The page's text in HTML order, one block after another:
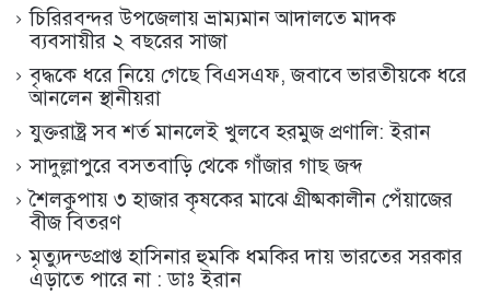
চিরিরবন্দর উপজেলায় ভ্রাম্যমান আদালতে মাদক
ব্যবসায়ীর ২ বছরের সাজা
বৃদ্ধকে ধরে নিয়ে গেছে বিএসএফ, জবাবে ভারতীয়কে ধরে
আনলেন স্থানীয়রা
যুক্তরাষ্ট্র সব শর্ত মানলেই খুলবে হরমুজ প্রণালি: ইরান
সাদুল্লাপুরে বসতবাড়ি থেকে গাঁজার গাছ জব্দ
শৈলকুপায় ৩ হাজার কৃষকের মাঝে গ্রীষ্মকালীন পেঁয়াজের
বীজ বিতরণ
মৃত্যুদন্ডপ্রাপ্ত হাসিনার হুমকি ধমকির দায় ভারতের সরকার
এড়াতে পারে না : ডাঃ ইরান